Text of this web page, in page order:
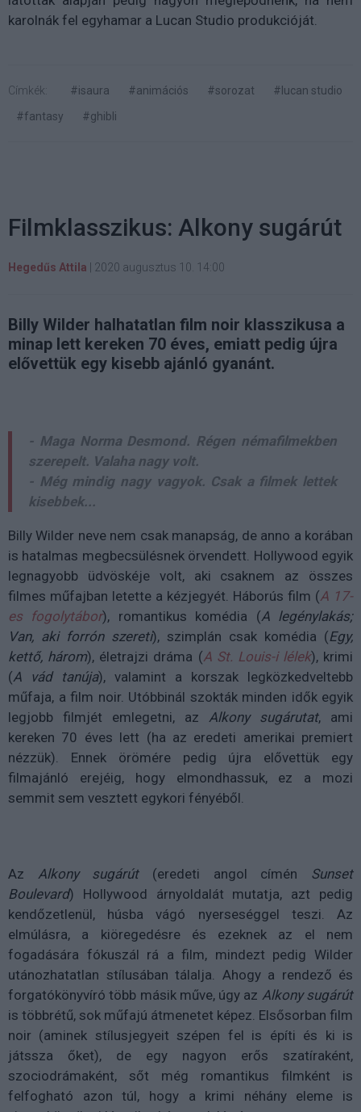
karolnák fel egyhamar a Lucan Studio produkcióját.
Címkék: #isaura #animációs #sorozat
#lucan studio
#fantasy
#ghibli
Filmklasszikus: Alkony sugárút
Hegedűs Attila 2020 augusztus 10. 14:00
Billy Wilder halhatatlan film noir klasszikusa a
minap lett kereken 70 éves, emiatt pedig újra
elővettük egy kisebb ajánló gyanánt.
- Maga Norma Desmond. Régen némafilmekben
szerepelt. Valaha nagy volt.
- Még mindig nagy vagyok. Csak a filmek lettek
kisebbek...
Billy Wilder neve nem csak manapság, de anno a korában
is hatalmas megbecsülésnek örvendett. Hollywood egyik
legnagyobb üdvöskéje volt, aki csaknem az összes
filmes műfajban letette a kézjegyét. Háborús film (A 17-
es fogolytábor), romantikus komédia (A legénylakás;
Van, aki forrón szereti), szimplán csak komédia (Egy,
kettő, három), életrajzi dráma (A St. Louis-i lélek), krimi
(A vád tanúja), valamint a korszak legközkedveltebb
műfaja, a film noir. Utóbbinál szokták minden idők egyik
legjobb filmjét emlegetni, az Alkony sugárutat, ami
kereken 70 éves lett (ha az eredeti amerikai premiert
nézzük). Ennek örömére pedig újra elővettük egy
filmajánló erejéig, hogy elmondhassuk, ez a mozi
semmit sem vesztett egykori fényéből.
Az Alkony sugárút(eredeti angol címén Sunset
Boulevard) Hollywood árnyoldalát mutatja, azt pedig
kendőzetlenül, húsba vágó nyerseséggel teszi. Az
elmúlásra, a kiöregedésre és ezeknek az el nem
fogadására fókuszál rá a film, mindezt pedig Wilder
utánozhatatlan stílusában tálalja. Ahogy a rendező és
forgatókönyvíró több másik műve, úgy az Alkony sugárút
is többrétű, sok műfajú átmenetet képez. Elsősorban film
noir (aminek stílusjegyeit szépen fel is építi és ki is
játssza őket), de egy nagyon erős szatíraként,
szociodrámaként, sőt még romantikus filmként is
felfogható azon túl, hogy a krimi néhány eleme is